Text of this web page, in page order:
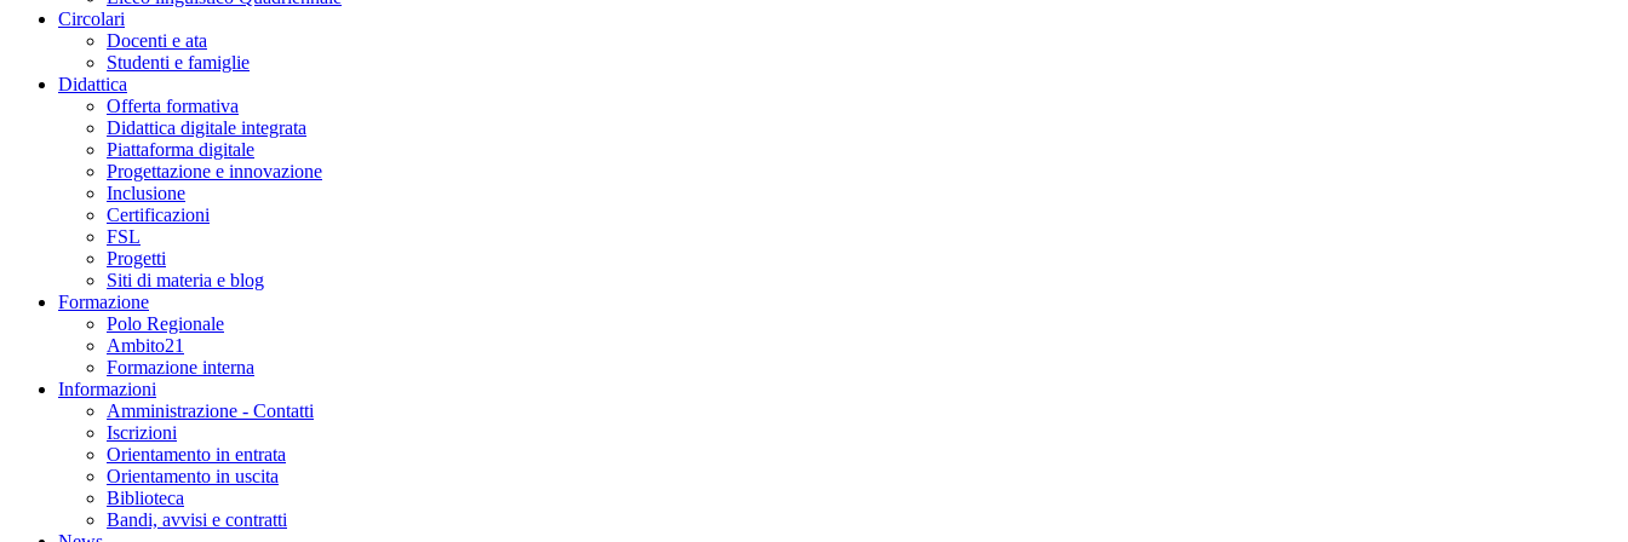
Circolari
Docenti e ata
Studenti e famiglie
Didattica
Offerta formativa
Didattica digitale integrata
Piattaforma digitale
Progettazione e innovazione
Inclusione
Certificazioni
FSL
Progetti
Siti di materia e blog
Formazione
Polo Regionale
Ambito21
Formazione interna
Informazioni
Amministrazione - Contatti
Iscrizioni
Orientamento in entrata
Orientamento in uscita
Biblioteca
Bandi, avvisi e contratti